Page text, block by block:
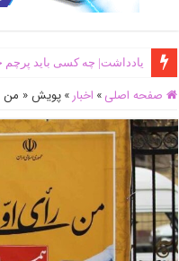
یادداشت| ‌چه کسی باید پرچم
صفحه اصلی » اخبار » پویش « من